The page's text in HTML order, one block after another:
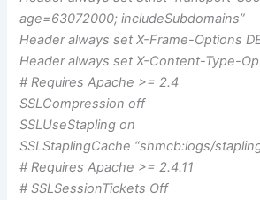
age=63072000; includeSubdomains”
Header always set X-Frame-Options
Header always set X-Content-Type-
# Requires Apache >= 2.4
SSLCompression off
SSLUseStapling on
SSLStaplingCache “shmcb:logs/
# Requires Apache >= 2.4.11
# SSLSessionTickets Off